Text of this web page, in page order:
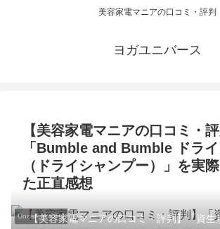
美容家電マニアの口コミ・評判
ヨガユニバース
【美容家電マニアの口コミ・評
「Bumble and Bumble ドラ
（ドライシャンプー）」を実
た正直感想
Uncategorized
【美容家電マニアの口コミ・評判】「資生